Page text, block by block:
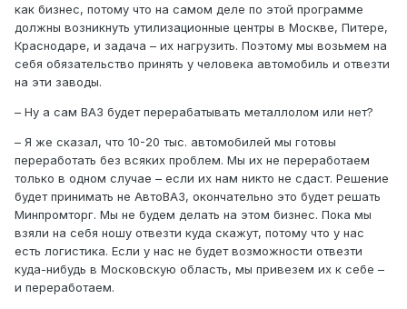
как бизнес, потому что на самом деле по этой программе
должны возникнуть утилизационные центры в Москве, Питере,
Краснодаре, и задача – их нагрузить. Поэтому мы возьмем на
себя обязательство принять у человека автомобиль и отвезти
на эти заводы.
– Ну а сам ВАЗ будет перерабатывать металлолом или нет?
– Я же сказал, что 10-20 тыс. автомобилей мы готовы
переработать без всяких проблем. Мы их не переработаем
только в одном случае – если их нам никто не сдаст. Решение
будет принимать не АвтоВАЗ, окончательно это будет решать
Минпромторг. Мы не будем делать на этом бизнес. Пока мы
взяли на себя ношу отвезти куда скажут, потому что у нас
есть логистика. Если у нас не будет возможности отвезти
куда-нибудь в Московскую область, мы привезем их к себе –
и переработаем.